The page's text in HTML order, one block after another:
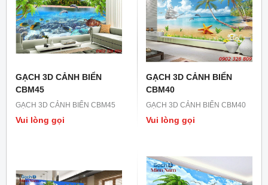
GẠCH 3D CẢNH BIỂN
CBM45
GẠCH 3D CẢNH BIỂN CBM45
Vui lòng gọi
GẠCH 3D CẢNH BIỂN
CBM40
GẠCH 3D CẢNH BIỂN CBM40
Vui lòng gọi